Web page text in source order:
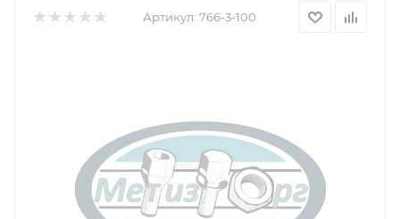
Артикул: 766-3-100